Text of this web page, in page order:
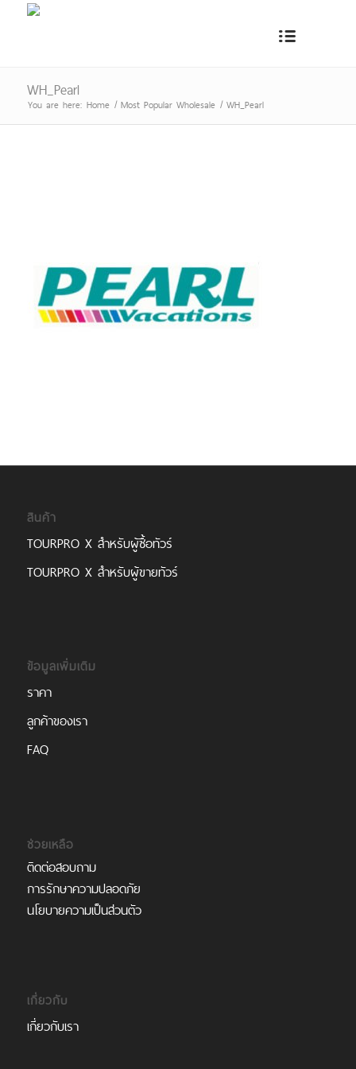
WH_Pearl
You are here: Home / Most Popular Wholesale / WH_Pearl
สินค้า
TOURPRO X สำหรับผู้ซื้อทัวร์
TOURPRO X สำหรับผู้ขายทัวร์
ข้อมูลเพิ่มเติม
ราคา
ลูกค้าของเรา
FAQ
ช่วยเหลือ
ติดต่อสอบถาม
การรักษาความปลอดภัย
นโยบายความเป็นส่วนตัว
เกี่ยวกับ
เกี่ยวกับเรา